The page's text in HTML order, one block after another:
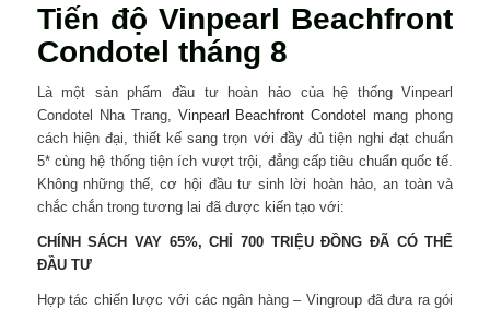
Tiến độ Vinpearl Beachfront
Condotel tháng 8
Là một sản phẩm đầu tư hoàn hảo của hệ thống Vinpearl
Condotel Nha Trang, Vinpearl Beachfront Condotel
mang phong
cách hiện đại, thiết kế sang trọn với đầy đủ tiện nghi đạt chuẩn
5* cùng hệ thống tiện ích vượt trội, đẳng cấp tiêu chuẩn quốc tế.
Không những thế, cơ hội đầu tư sinh lời hoàn hảo, an toàn và
chắc chắn trong tương lai đã được kiến tạo với:
CHÍNH SÁCH VAY 65%, CHỈ 700 TRIỆU ĐỒNG ĐÃ CÓ THỂ
ĐẦU TƯ
Hợp tác chiến lược với các ngân hàng – Vingroup đã đưa ra gói